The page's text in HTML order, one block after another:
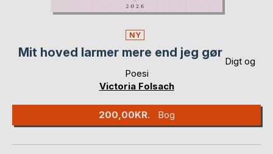
NY
Mit hoved larmer mere end jeg gør
Digt og
Poesi
Victoria Folsach
200,00KR. Bog